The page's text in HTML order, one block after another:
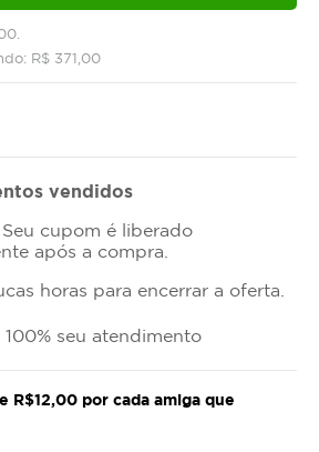
R$ 371,00
vendidos
Seu cupom é liberado
após a compra.
horas para encerrar a oferta.
100% seu atendimento
R$12,00 por cada amiga que